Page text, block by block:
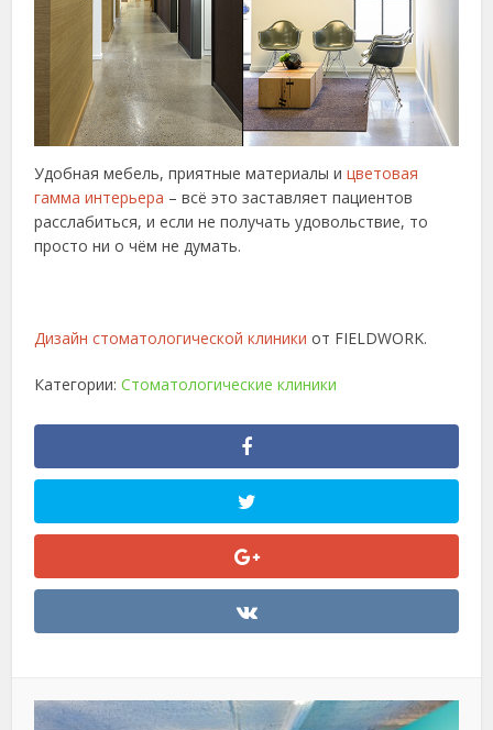
Удобная мебель, приятные материалы ицветовая
гамма интерьера – всё это заставляет пациентов
расслабиться, и если не получать удовольствие, то
просто ни о чём не думать.
Дизайн стоматологической клиники от FIELDWORK.
Категории:Стоматологические клиники